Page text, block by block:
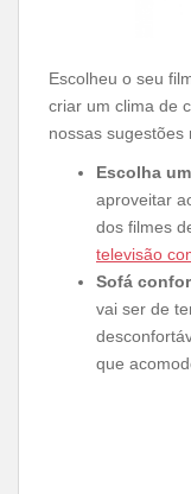
Escolheu o seu
criar um clima de
nossas sugestões
Escolha
aproveitar
dos filmes
televisão
Sofá
vai ser de
que